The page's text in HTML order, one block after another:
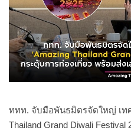
ททท. จับมือพันธมิตรจัดใหญ่ เทศ
Thailand Grand Diwali Festival